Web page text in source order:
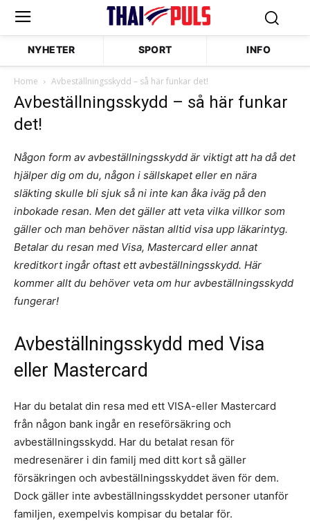
NYHETER SPORT INFO
Home Avbeställningsskydd – så här funkar det!
Avbeställningsskydd – så här funkar
det!
Någon form av avbeställningsskydd är viktigt att ha då det
hjälper dig om du, någon i sällskapet eller en nära
släkting skulle bli sjuk så ni inte kan åka iväg på den
inbokade resan. Men det gäller att veta vilka villkor som
gäller och man behöver nästan alltid visa upp läkarintyg.
Betalar du resan med Visa, Mastercard eller annat
kreditkort ingår oftast ett avbeställningsskydd. Här
kommer allt du behöver veta om hur avbeställningsskydd
fungerar!
Avbeställningsskydd med Visa
eller Mastercard
Har du betalat din resa med ett VISA-eller Mastercard
från någon bank ingår en reseförsäkring och
avbeställningsskydd. Har du betalat resan för
medresenärer i din familj med ditt kort så gäller
försäkringen och avbeställningsskyddet även för dem.
Dock gäller inte avbeställningsskyddet personer utanför
familjen, exempelvis kompisar du betalar för.